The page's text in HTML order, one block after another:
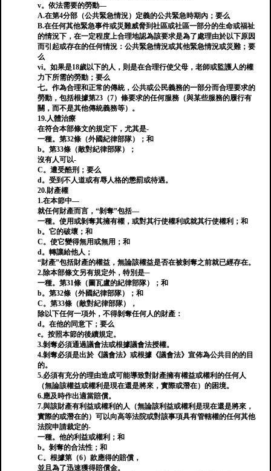
v。依法需要的勞動—
A.在第4分部（公共緊急情況）定義的公共緊急時期內；要么
B.在任何其他緊急事件或災難威脅到社區或社區一部分的生命或福祉
的情況下，在一定程度上合理地認為該要求是為了處理由於以下原因
而引起或存在的任何情況：公共緊急情況或其他緊急情況或災難；要
么
vi。如果是18歲以下的人，則是在合理行使父母，老師或監護人的權
力下所需的勞動；要么
七。作為合理和正常的傳統，公共或公民義務的一部分而合理要求的
勞動，包括根據第23（7）條要求的任何服務（與某些服務的履行有
關，而不是其他傳統義務等）。
19.人體治療
在符合本部條文的規定下，尤其是-
一種。第32條（外國紀律部隊）；和
b。第33條（敵對紀律部隊）；
沒有人可以-
C。遭受酷刑；要么
d。受到不人道或有辱人格的懲罰或待遇。
20.財產權
1.在本節中—
就任何財產而言，“剝奪”包括—
一種。使用或剝奪其擁有權，或對其行使權利或就其行使權利；和
b。它的破壞；和
C。使它變得無用或無用；和
d。轉讓給他人；
“財產”包括財產的權益，無論該權益是否在被剝奪之前就已經存在。
2.除本部條文另有規定外，特別是─
一種。第31條（圖瓦盧的紀律部隊）；和
b。第32條（外國紀律部隊）；和
C。第33條（敵對紀律部隊），
除以下任何一項外，不得剝奪任何人的財產：
d。在他的同意下；要么
e。按照本節的後續規定。
3.剝奪必須通過議會法或根據議會法授權。
4.剝奪必須是出於《議會法》或根據《議會法》宣佈為公共目的的目
的。
5.必須有充分的理由造成可能導致對財產擁有權益或權利的任何人
（無論該權益或權利是現在還是將來，實際或潛在）的困境。
6.應及時作出適當賠償。
7.與該財產有利益或權利的人（無論該利益或權利是現在還是將來，
實際的或潛在的）可以向高等法院或對該事項具有管轄權的任何其他
法院申請裁定的-
一種。他的利益或權利；和
b。剝奪的合法性；和
C。根據第（6）款應得的賠償，
並且為了迅速獲得賠償金。